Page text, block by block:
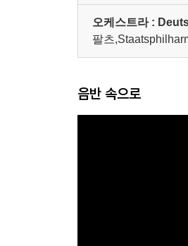
오케스트라 :
팔츠
음반 속으로